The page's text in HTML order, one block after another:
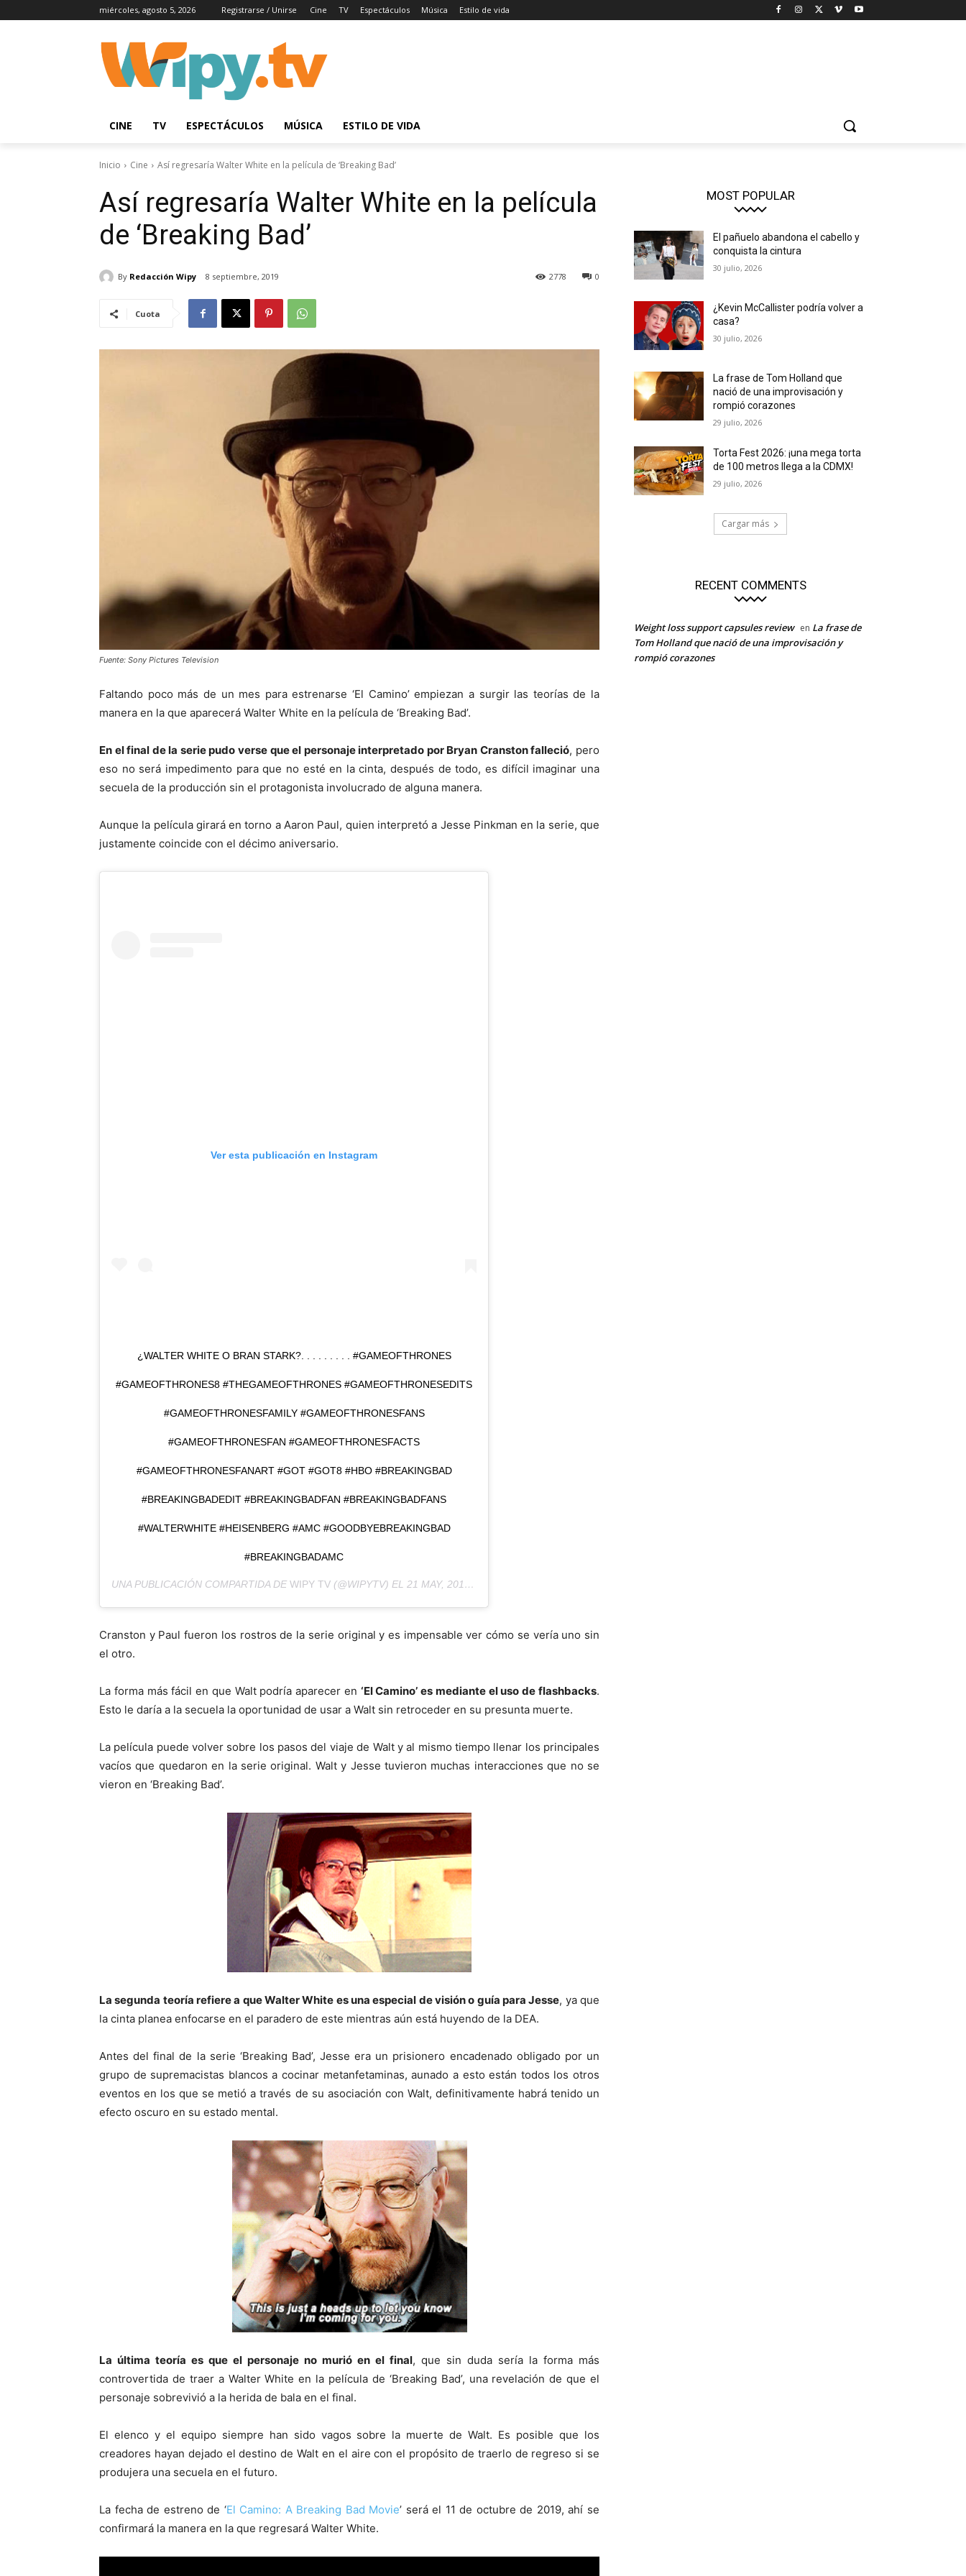
miércoles, agosto 5, 2026 Registrarse / Unirse Cine TV Espectáculos Música Estilo de vida
CINE TV ESPECTÁCULOS MÚSICA ESTILO DE VIDA
Inicio Cine Así regresaría Walter White en la película de ‘Breaking Bad’
Así regresaría Walter White en la película
de ‘Breaking Bad’
By Redacción Wipy 8 septiembre, 2019 0
2778
Cuota
Fuente: Sony Pictures Television
Faltando poco más de un mes para estrenarse ‘El Camino’ empiezan a surgir las teorías de la
manera en la que aparecerá Walter White en la película de ‘Breaking Bad’.
En el final de la serie pudo verse que el personaje interpretado por Bryan Cranston falleció, pero
eso no será impedimento para que no esté en la cinta, después de todo, es difícil imaginar una
secuela de la producción sin el protagonista involucrado de alguna manera.
Aunque la película girará en torno a Aaron Paul, quien interpretó a Jesse Pinkman en la serie, que
justamente coincide con el décimo aniversario.
Ver esta publicación en Instagram
¿WALTER WHITE O BRAN STARK?. . . . . . . . . #GAMEOFTHRONES
#GAMEOFTHRONES8 #THEGAMEOFTHRONES #GAMEOFTHRONESEDITS
#GAMEOFTHRONESFAMILY #GAMEOFTHRONESFANS
#GAMEOFTHRONESFAN #GAMEOFTHRONESFACTS
#GAMEOFTHRONESFANART #GOT #GOT8 #HBO #BREAKINGBAD
#BREAKINGBADEDIT #BREAKINGBADFAN #BREAKINGBADFANS
#WALTERWHITE #HEISENBERG #AMC #GOODBYEBREAKINGBAD
#BREAKINGBADAMC
UNA PUBLICACIÓN COMPARTIDA DE WIPY TV (@WIPYTV) EL 21 MAY, 2019 A LAS 10:02 PDT
Cranston y Paul fueron los rostros de la serie original y es impensable ver cómo se vería uno sin
el otro.
La forma más fácil en que Walt podría aparecer en ‘El Camino’ es mediante el uso de flashbacks.
Esto le daría a la secuela la oportunidad de usar a Walt sin retroceder en su presunta muerte.
La película puede volver sobre los pasos del viaje de Walt y al mismo tiempo llenar los principales
vacíos que quedaron en la serie original. Walt y Jesse tuvieron muchas interacciones que no se
vieron en ‘Breaking Bad’.
La segunda teoría refiere a que Walter White es una especial de visión o guía para Jesse, ya que
la cinta planea enfocarse en el paradero de este mientras aún está huyendo de la DEA.
Antes del final de la serie ‘Breaking Bad’, Jesse era un prisionero encadenado obligado por un
grupo de supremacistas blancos a cocinar metanfetaminas, aunado a esto están todos los otros
eventos en los que se metió a través de su asociación con Walt, definitivamente habrá tenido un
efecto oscuro en su estado mental.
La última teoría es que el personaje no murió en el final, que sin duda sería la forma más
controvertida de traer a Walter White en la película de ‘Breaking Bad’, una revelación de que el
personaje sobrevivió a la herida de bala en el final.
El elenco y el equipo siempre han sido vagos sobre la muerte de Walt. Es posible que los
creadores hayan dejado el destino de Walt en el aire con el propósito de traerlo de regreso si se
produjera una secuela en el futuro.
La fecha de estreno de ‘El Camino: A Breaking Bad Movie’ será el 11 de octubre de 2019, ahí se
confirmará la manera en la que regresará Walter White.
MOST POPULAR
El pañuelo abandona el cabello y
conquista la cintura
30 julio, 2026
¿Kevin McCallister podría volver a
casa?
30 julio, 2026
La frase de Tom Holland que
nació de una improvisación y
rompió corazones
29 julio, 2026
Torta Fest 2026: ¡una mega torta
de 100 metros llega a la CDMX!
29 julio, 2026
Cargar más
RECENT COMMENTS
Weight loss support capsules review en La frase de
Tom Holland que nació de una improvisación y
rompió corazones